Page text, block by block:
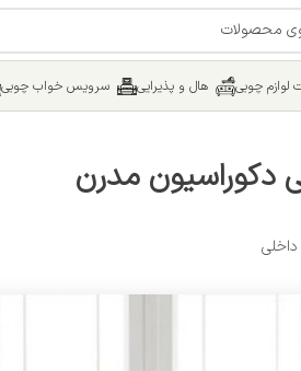
چوبی هال و پذیرایی سرویس خواب چوبی
دکوراسیون مدرن